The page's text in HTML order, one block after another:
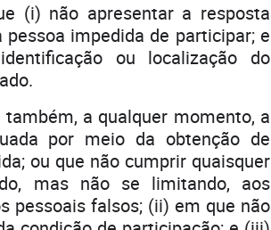
(i) não apresentar a resposta
impedida de participar; e
ou localização do
a qualquer momento, a
por meio da obtenção de
ou que não cumprir quaisquer
mas não se limitando, aos
pessoais falsos; (ii) em que não